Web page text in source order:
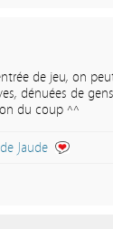
de jeu, on
dénuées de
du coup ^^
Jaude